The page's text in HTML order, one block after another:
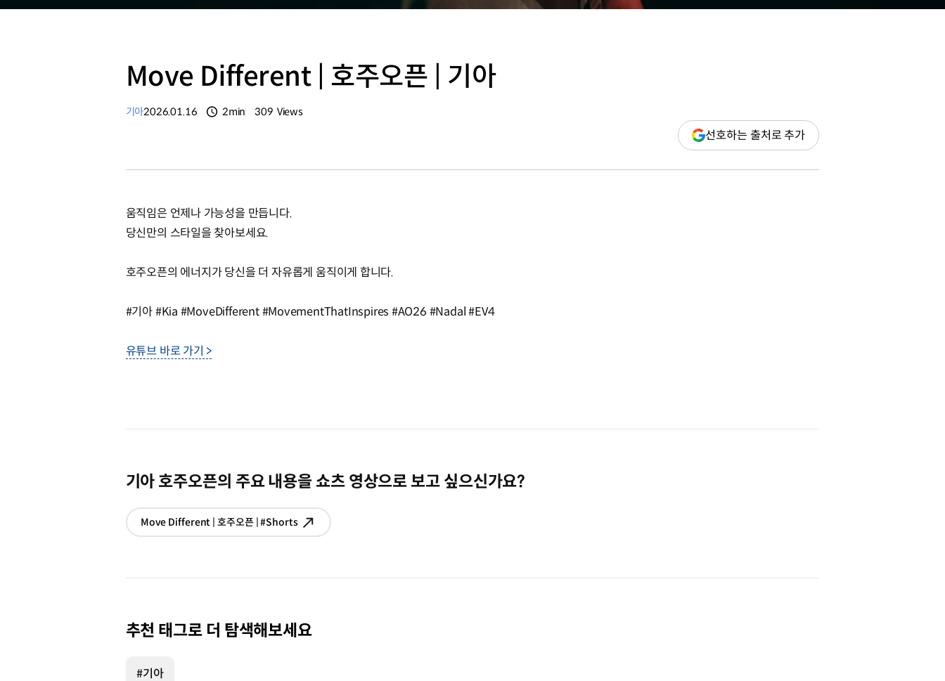
Move Different | 호주오픈 | 기아
기아2026.01.16 2min 309 Views
선호하는 출처로 추가(새
창
열림)
움직임은 언제나 가능성을 만듭니다.
당신만의 스타일을 찾아보세요.
호주오픈의 에너지가 당신을 더 자유롭게 움직이게 합니다.
#기아 #Kia #MoveDifferent #MovementThatInspires #AO26 #Nadal #EV4
유튜브 바로 가기 >
기아 호주오픈의 주요 내용을 쇼츠 영상으로 보고 싶으신가요?
Move Different | 호주오픈 | #Shorts
추천 태그로 더 탐색해보세요
#기아